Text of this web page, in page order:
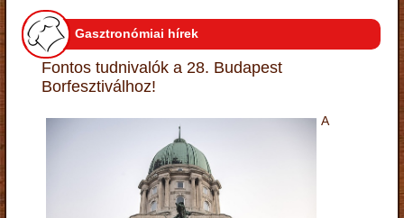
Gasztronómiai hírek
Fontos tudnivalók a 28. Budapest
Borfesztiválhoz!
A